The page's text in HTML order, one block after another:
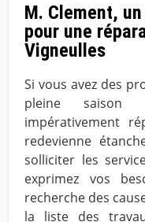
M. Clement,
pour une
Vigneulles
Si vous avez des
pleine saison
impérativement
redevienne
solliciter les
exprimez vos
recherche des
la liste des